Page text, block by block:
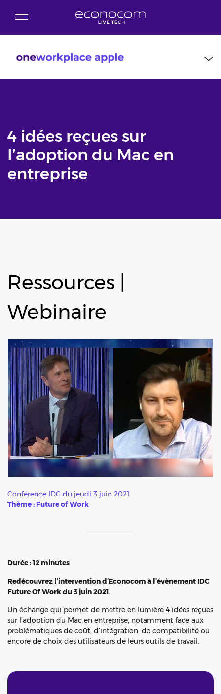
4 idées reçues sur
l’adoption du Mac en
entreprise
Ressources
Webinaire
Conférence IDC du jeudi 3 juin 2021
Thème : Future of Work
Durée : 12 minutes
Redécouvrez l’intervention d’Econocom à l’évènement IDC
Future Of Work du 3 juin 2021.
Un échange qui permet de mettre en lumière 4 idées reçues
sur l’adoption du Mac en entreprise, notamment face aux
problématiques de coût, d’intégration, de compatibilité ou
encore de choix des utilisateurs de leurs outils de travail.